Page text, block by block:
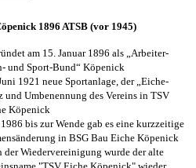
1896 ATSB (vor 1945)
am 15. Januar 1896 als „Arbeiter-
und Sport-Bund“ Köpenick
1921 neue Sportanlage, der „Eiche-
und Umbenennung des Vereins in TSV
Köpenick
bis zur Wende gab es eine kurzzeitige
in BSG Bau Eiche Köpenick
der Wiedervereinigung wurde der alte